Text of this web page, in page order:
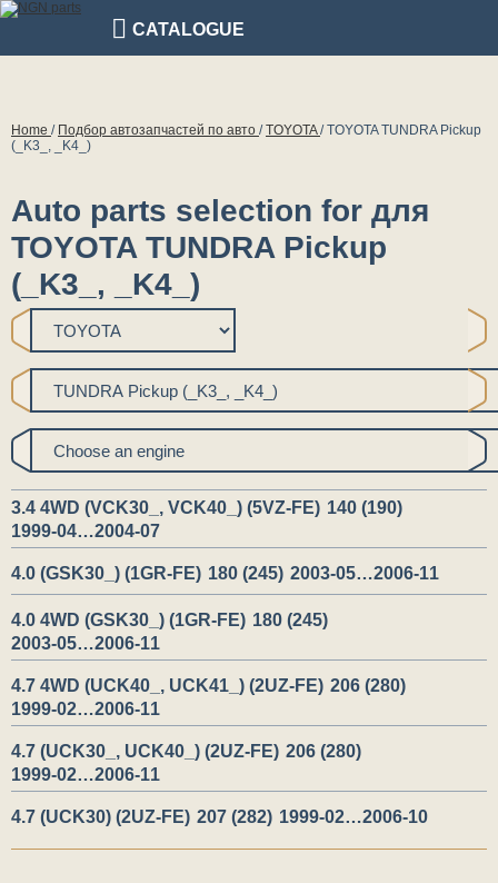
CATALOGUE
Home / Подбор автозапчастей по авто /TOYOTA /TOYOTA TUNDRA Pickup
(_K3_, _K4_)
Auto parts selection for для
TOYOTA TUNDRA Pickup
(_K3_, _K4_)
3.4 4WD (VCK30_, VCK40_) (5VZ-FE) 140 (190)
1999-04…2004-07
4.0 (GSK30_) (1GR-FE) 180 (245) 2003-05…2006-11
4.0 4WD (GSK30_) (1GR-FE) 180 (245)
2003-05…2006-11
4.7 4WD (UCK40_, UCK41_) (2UZ-FE) 206 (280)
1999-02…2006-11
4.7 (UCK30_, UCK40_) (2UZ-FE) 206 (280)
1999-02…2006-11
4.7 (UCK30) (2UZ-FE) 207 (282) 1999-02…2006-10